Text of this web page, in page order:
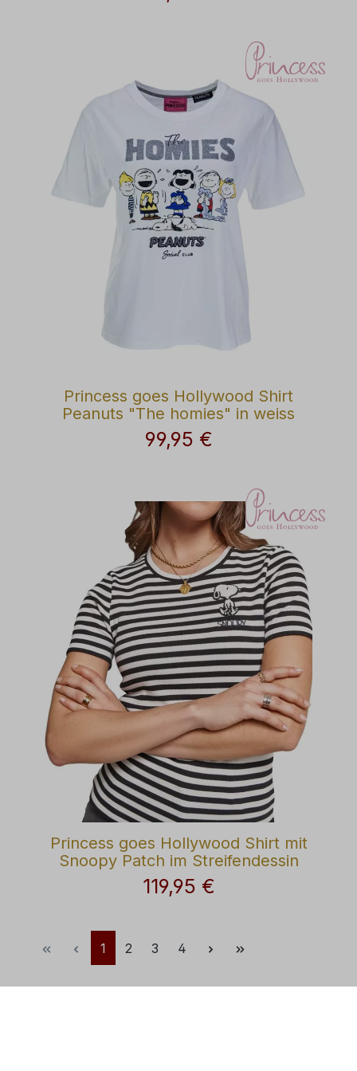
Princess goes Hollywood Shirt
Peanuts "The homies" in weiss
Regulärer Preis:
99,95 €
Princess goes Hollywood Shirt mit
Snoopy Patch im Streifendessin
Regulärer Preis:
119,95 €
Seite
1 Seite
2 Seite
3 Seite
4